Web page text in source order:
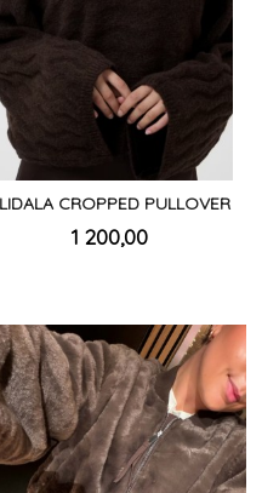
CROPPED PULLOVER
Pris
1 200,00mva.